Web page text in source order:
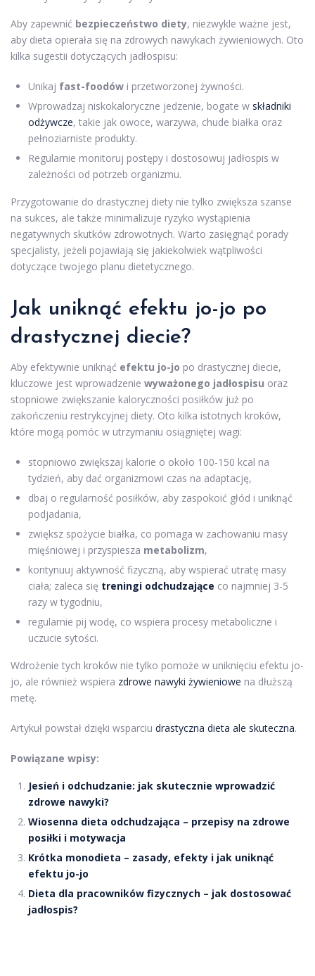
Aby zapewnić bezpieczeństwo diety, niezwykle ważne jest,
aby dieta opierała się na zdrowych nawykach żywieniowych. Oto
kilka sugestii dotyczących jadłospisu:
Unikaj fast-foodów i przetworzonej żywności.
Wprowadzaj niskokaloryczne jedzenie, bogate w składniki
odżywcze, takie jak owoce, warzywa, chude białka oraz
pełnoziarniste produkty.
Regularnie monitoruj postępy i dostosowuj jadłospis w
zależności od potrzeb organizmu.
Przygotowanie do drastycznej diety nie tylko zwiększa szanse
na sukces, ale także minimalizuje ryzyko wystąpienia
negatywnych skutków zdrowotnych. Warto zasięgnąć porady
specjalisty, jeżeli pojawiają się jakiekolwiek wątpliwości
dotyczące twojego planu dietetycznego.
Jak uniknąć efektu jo-jo po
drastycznej diecie?
Aby efektywnie uniknąć efektu jo-jo po drastycznej diecie,
kluczowe jest wprowadzenie wyważonego jadłospisu oraz
stopniowe zwiększanie kaloryczności posiłków już po
zakończeniu restrykcyjnej diety. Oto kilka istotnych kroków,
które mogą pomóc w utrzymaniu osiągniętej wagi:
stopniowo zwiększaj kalorie o około 100-150 kcal na
tydzień, aby dać organizmowi czas na adaptację,
dbaj o regularność posiłków, aby zaspokoić głód i uniknąć
podjadania,
zwiększ spożycie białka, co pomaga w zachowaniu masy
mięśniowej i przyspiesza metabolizm,
kontynuuj aktywność fizyczną, aby wspierać utratę masy
ciała; zaleca się treningi odchudzające co najmniej 3-5
razy w tygodniu,
regularnie pij wodę, co wspiera procesy metaboliczne i
uczucie sytości.
Wdrożenie tych kroków nie tylko pomoże w uniknięciu efektu jo-
jo, ale również wspiera zdrowe nawyki żywieniowe na dłuższą
metę.
Artykuł powstał dzięki wsparciu drastyczna dieta ale skuteczna.
Powiązane wpisy:
Jesień i odchudzanie: jak skutecznie wprowadzić
zdrowe nawyki?
Wiosenna dieta odchudzająca – przepisy na zdrowe
posiłki i motywacja
Krótka monodieta – zasady, efekty i jak uniknąć
efektu jo-jo
Dieta dla pracowników fizycznych – jak dostosować
jadłospis?